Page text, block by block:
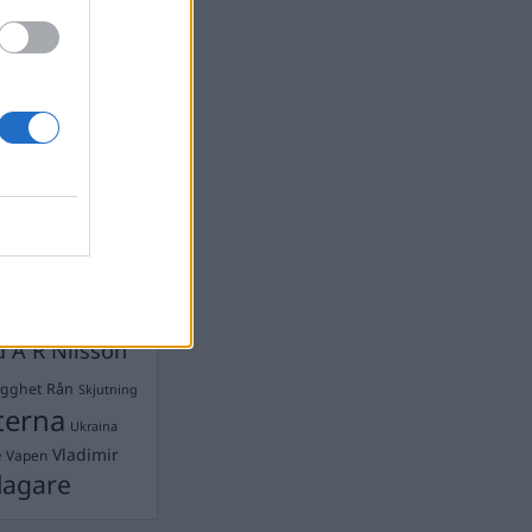
Mord
A R Nilsson
Rån Skjutning
Ukraina
Vapen Vladimir